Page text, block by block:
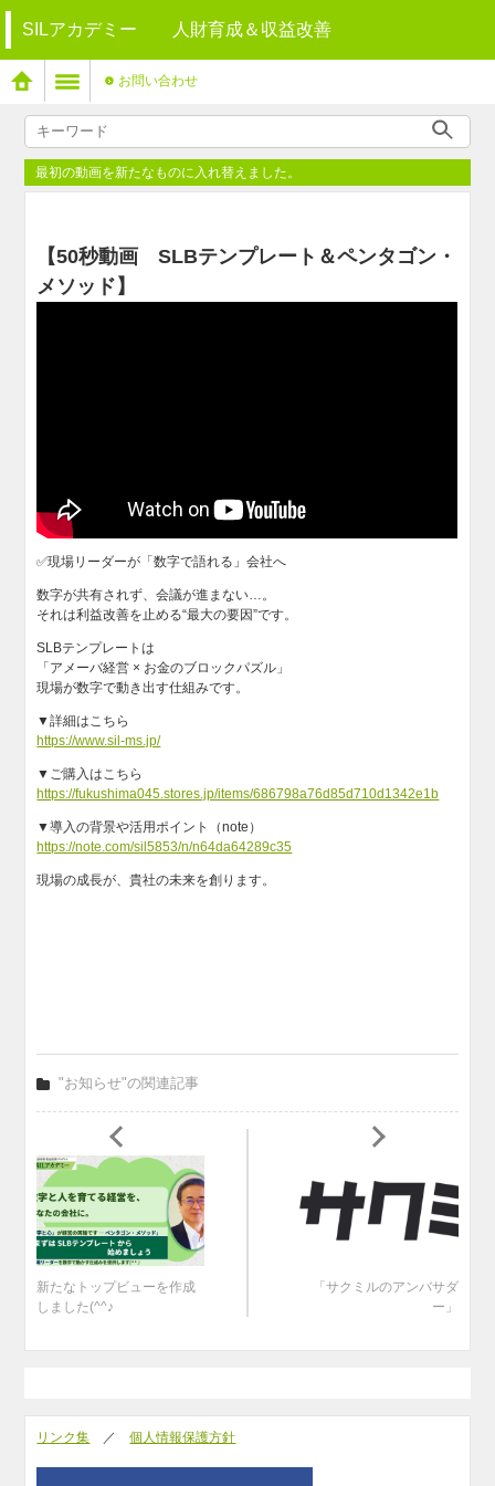
SILアカデミー 人財育成＆収益改善
お問い合わせ
最初の動画を新たなものに入れ替えました。
【50秒動画 SLBテンプレート＆ペンタゴン・
メソッド】
✅現場リーダーが「数字で語れる」会社へ
数字が共有されず、会議が進まない…。
それは利益改善を止める“最大の要因”です。
SLBテンプレートは
「アメーバ経営 × お金のブロックパズル」
現場が数字で動き出す仕組みです。
▼詳細はこちら
https://www.sil-ms.jp/
▼ご購入はこちら
https://fukushima045.stores.jp/items/686798a76d85d710d1342e1b
▼導入の背景や活用ポイント（note）
https://note.com/sil5853/n/n64da64289c35
現場の成長が、貴社の未来を創ります。
"お知らせ"の関連記事
新たなトップビューを作成
しました(^^♪
「サクミルのアンバサダ
ー」
リンク集 ／個人情報保護方針